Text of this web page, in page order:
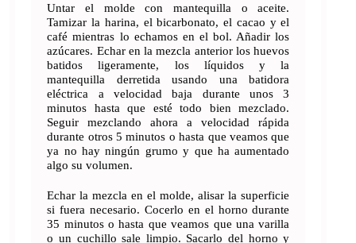
Untar el molde con mantequilla o aceite.
Tamizar la harina, el bicarbonato, el cacao y el
café mientras lo echamos en el bol. Añadir los
azúcares. Echar en la mezcla anterior los huevos
batidos ligeramente, los líquidos y la
mantequilla derretida usando una batidora
eléctrica a velocidad baja durante unos 3
minutos hasta que esté todo bien mezclado.
Seguir mezclando ahora a velocidad rápida
durante otros 5 minutos o hasta que veamos que
ya no hay ningún grumo y que ha aumentado
algo su volumen.
Echar la mezcla en el molde, alisar la superficie
si fuera necesario. Cocerlo en el horno durante
35 minutos o hasta que veamos que una varilla
o un cuchillo sale limpio. Sacarlo del horno y